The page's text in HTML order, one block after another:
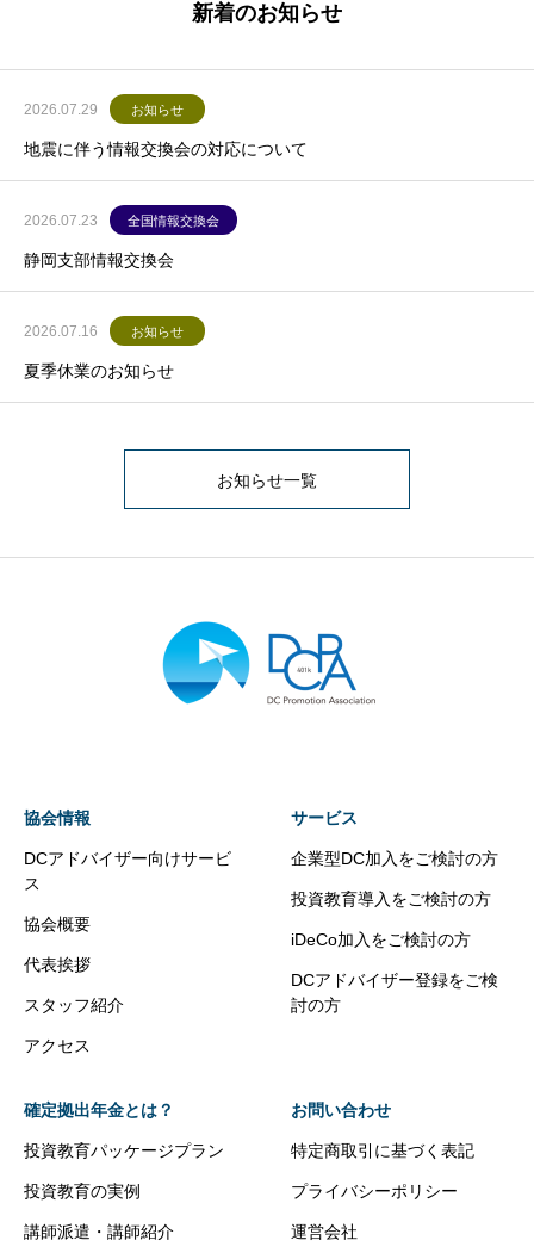
新着のお知らせ
2026.07.29 お知らせ
地震に伴う情報交換会の対応について
2026.07.23 全国情報交換会
静岡支部情報交換会
2026.07.16 お知らせ
夏季休業のお知らせ
お知らせ一覧
協会情報
DCアドバイザー向けサービ
ス
協会概要
代表挨拶
スタッフ紹介
アクセス
サービス
企業型DC加入をご検討の方
投資教育導入をご検討の方
iDeCo加入をご検討の方
DCアドバイザー登録をご検
討の方
確定拠出年金とは？
投資教育パッケージプラン
投資教育の実例
講師派遣・講師紹介
お問い合わせ
特定商取引に基づく表記
プライバシーポリシー
運営会社